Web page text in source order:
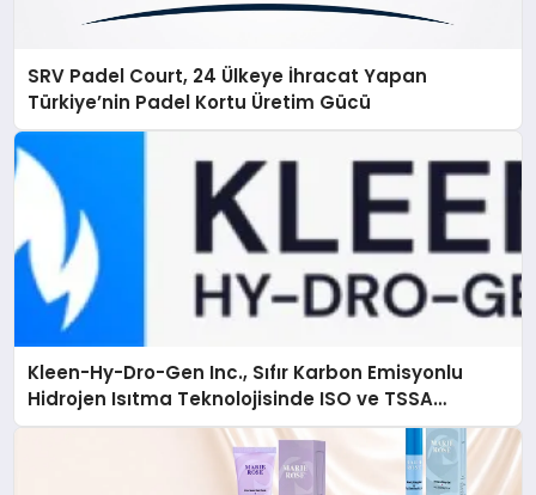
SRV Padel Court, 24 Ülkeye İhracat Yapan
Türkiye’nin Padel Kortu Üretim Gücü
Kleen-Hy-Dro-Gen Inc., Sıfır Karbon Emisyonlu
Hidrojen Isıtma Teknolojisinde ISO ve TSSA
Düzenleyici Onaylarını Aldı